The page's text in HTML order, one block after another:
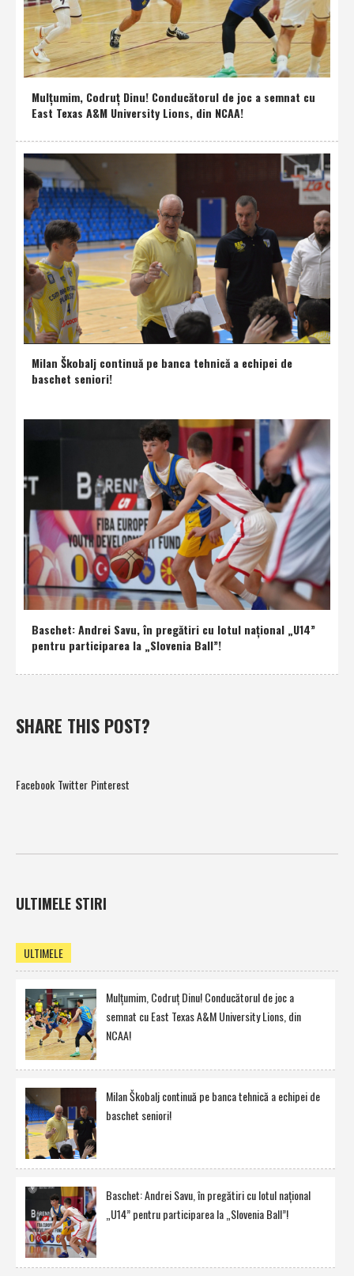
Mulţumim, Codruţ Dinu! Conducătorul de joc a semnat cu
East Texas A&M University Lions, din NCAA!
Milan Škobalj continuă pe banca tehnică a echipei de
baschet seniori!
Baschet: Andrei Savu, în pregătiri cu lotul naţional „U14”
pentru participarea la „Slovenia Ball”!
SHARE THIS POST?
Facebook Twitter Pinterest
ULTIMELE STIRI
ULTIMELE
Mulţumim, Codruţ Dinu! Conducătorul de joc a
semnat cu East Texas A&M University Lions, din
NCAA!
Milan Škobalj continuă pe banca tehnică a echipei de
baschet seniori!
Baschet: Andrei Savu, în pregătiri cu lotul naţional
„U14” pentru participarea la „Slovenia Ball”!